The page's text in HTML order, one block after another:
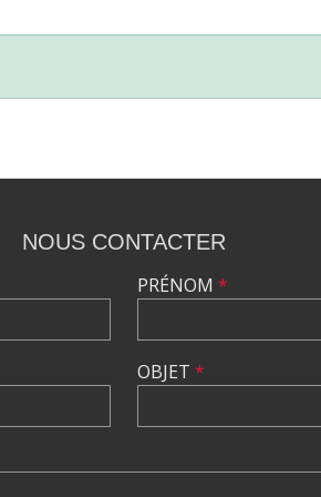
NOUS CONTACTER
PRÉNOM *
OBJET *